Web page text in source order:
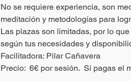
No se requiere experiencia, son
meditación y metodologías para
Las plazas son limitadas, por lo
según tus necesidades y
Facilitadora: Pilar Cañavera
Precio:  6€ por sesión.  Si pagas el